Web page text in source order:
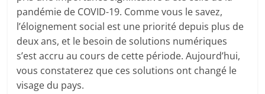
pandémie de COVID-19. Comme vous le savez,
l’éloignement social est une priorité depuis plus de
deux ans, et le besoin de solutions numériques
s’est accru au cours de cette période. Aujourd’hui,
vous constaterez que ces solutions ont changé le
visage du pays.